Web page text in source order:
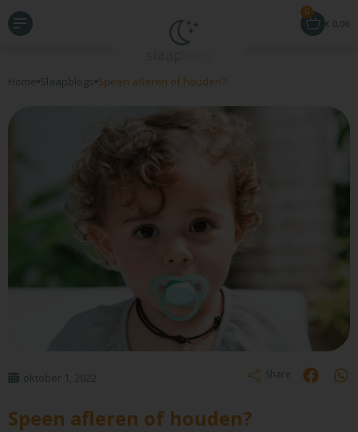
€ 0,00
0
Home Slaapblogs Speen afleren of houden?
oktober 1, 2022 Share
Speen afleren of houden?